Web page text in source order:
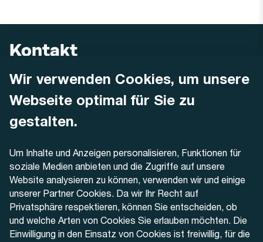
Wir verwenden Cookies, um unsere
Webseite optimal für Sie zu
gestalten.
Um Inhalte und Anzeigen personalisieren, Funktionen für
soziale Medien anbieten und die Zugriffe auf unsere
Website analysieren zu können, verwenden wir und einige
unserer Partner Cookies. Da wir Ihr Recht auf
Privatsphäre respektieren, können Sie entscheiden, ob
und welche Arten von Cookies Sie erlauben möchten. Die
Einwilligung in den Einsatz von Cookies ist freiwillig, für die
Kontakt
AREMO
Dornacherstrasse 48
4500 Solothurn
+41 32 622 37 22
Kontaktformular